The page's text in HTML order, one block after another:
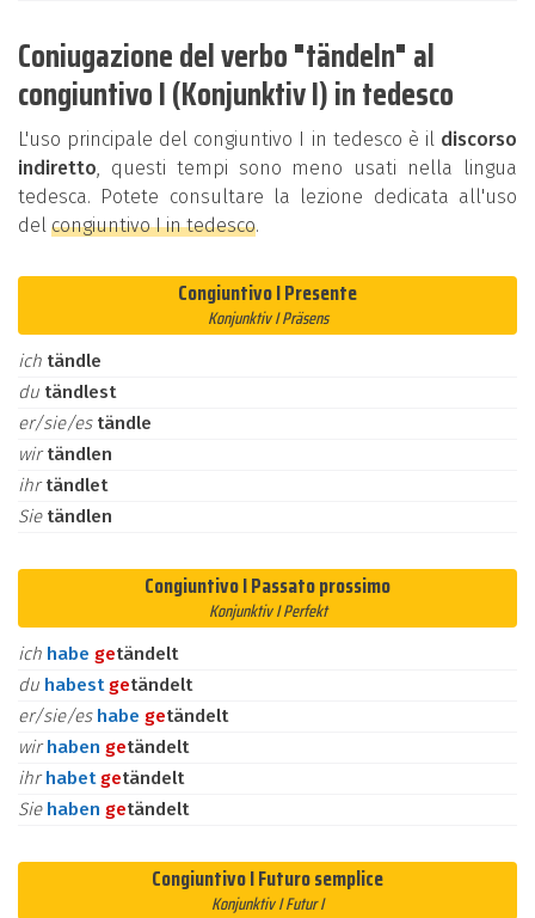
Coniugazione del verbo "tändeln" al
congiuntivo I (Konjunktiv I) in tedesco
L'uso principale del congiuntivo I in tedesco è il discorso
indiretto, questi tempi sono meno usati nella lingua
tedesca. Potete consultare la lezione dedicata all'uso
del congiuntivo I in tedesco.
Congiuntivo I Presente
Konjunktiv I Präsens
ich tändle
du tändlest
er/sie/es tändle
wirtändlen
ihrtändlet
Sie tändlen
Congiuntivo I Passato prossimo
Konjunktiv I Perfekt
ich habe getändelt
du habest getändelt
er/sie/es habe getändelt
wirhaben getändelt
ihrhabet getändelt
Sie haben getändelt
Congiuntivo I Futuro semplice
Konjunktiv I Futur I